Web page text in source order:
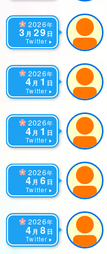
2026年
3 月 29 日
Twitter
2026年
4 月 1 日
Twitter
2026年
4 月 1 日
Twitter
2026年
4 月 6 日
Twitter
2026年
4 月 8 日
Twitter